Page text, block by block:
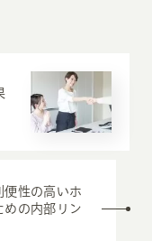
便性の高いホ
めの内部リン